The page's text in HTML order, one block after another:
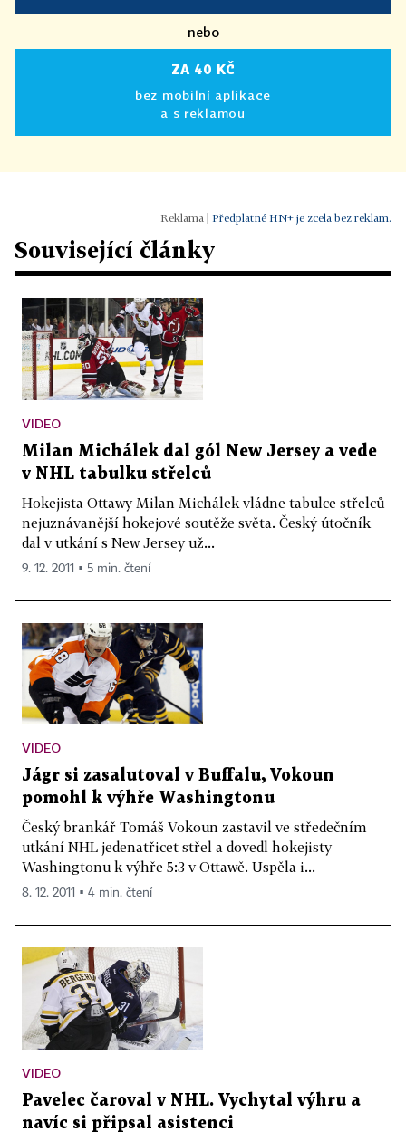
nebo
ZA 40 KČ
bez mobilní aplikace
a s reklamou
Předplatné HN+ je zcela bez reklam.
Související články
VIDEO
Milan Michálek dal gól New Jersey a vede
v NHL tabulku střelců
Hokejista Ottawy Milan Michálek vládne tabulce střelců
nejuznávanější hokejové soutěže světa. Český útočník
dal v utkání s New Jersey už...
9. 12. 2011 ▪ 5 min. čtení
VIDEO
Jágr si zasalutoval v Buffalu, Vokoun
pomohl k výhře Washingtonu
Český brankář Tomáš Vokoun zastavil ve středečním
utkání NHL jedenatřicet střel a dovedl hokejisty
Washingtonu k výhře 5:3 v Ottawě. Uspěla i...
8. 12. 2011 ▪ 4 min. čtení
VIDEO
Pavelec čaroval v NHL. Vychytal výhru a
navíc si připsal asistenci